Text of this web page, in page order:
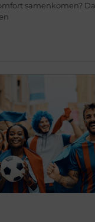
samenkomen?